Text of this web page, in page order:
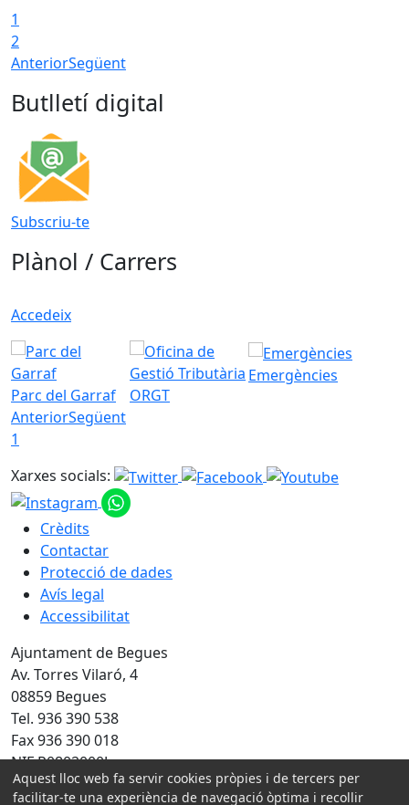
1
2
AnteriorSegüent
Butlletí digital
Subscriu-te
Plànol / Carrers
Accedeix
Parc del Garraf ORGT
Emergències
AnteriorSegüent
1
Xarxes socials:
Crèdits
Contactar
Protecció de dades
Avís legal
Accessibilitat
Ajuntament de Begues
Av. Torres Vilaró, 4
08859 Begues
Tel. 936 390 538
Fax 936 390 018
NIF P0802000J
Amb la col·laboració de:
Aquest lloc web fa servir cookies pròpies i de tercers per
facilitar-te una experiència de navegació òptima i recollir